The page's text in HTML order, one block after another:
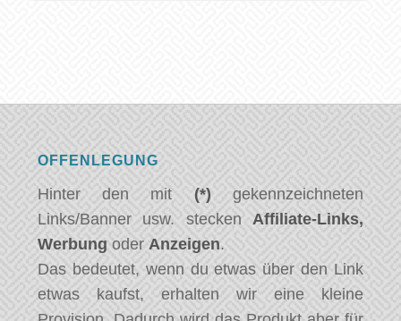
OFFENLEGUNG
Hinter den mit (*) gekennzeichneten
Links/Banner usw. stecken Affiliate-Links,
Werbung oderAnzeigen.
Das bedeutet, wenn du etwas über den Link
etwas kaufst, erhalten wir eine kleine